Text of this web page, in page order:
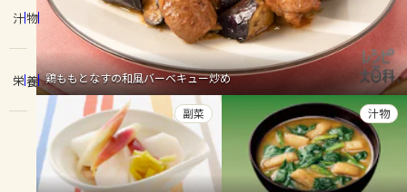
コンテンツ
レシピ
トーク
よくあるお問い合わせ
汁物
栄養 鶏ももとなすの和風バーベキュー炒め
副菜 汁物